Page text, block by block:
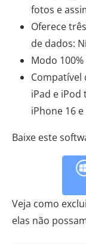
fotos e
Oferece
de dados:
Modo
Compatível
iPad e
iPhone 16 e
Baixe este
Veja como
elas não